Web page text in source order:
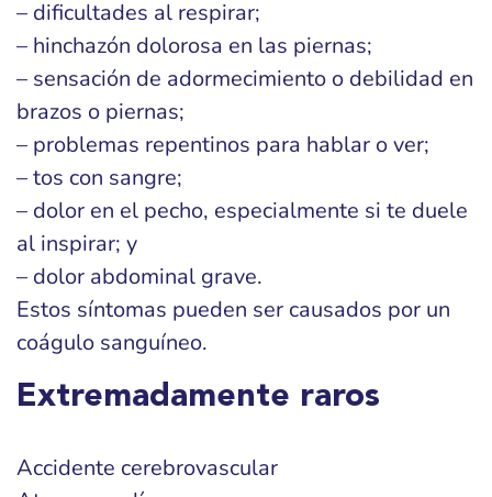
– dificultades al respirar;
– hinchazón dolorosa en las piernas;
– sensación de adormecimiento o debilidad en
brazos o piernas;
– problemas repentinos para hablar o ver;
– tos con sangre;
– dolor en el pecho, especialmente si te duele
al inspirar; y
– dolor abdominal grave.
Estos síntomas pueden ser causados por un
coágulo sanguíneo.
Extremadamente raros
Accidente cerebrovascular